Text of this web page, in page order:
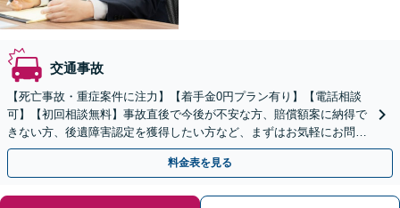
交通事故
【死亡事故・重症案件に注力】【着手金0円プラン有り】【電話相談
可】【初回相談無料】事故直後で今後が不安な方、賠償額案に納得で
きない方、後遺障害認定を獲得したい方など、まずはお気軽にお問い
合わせください。
料金表を見る